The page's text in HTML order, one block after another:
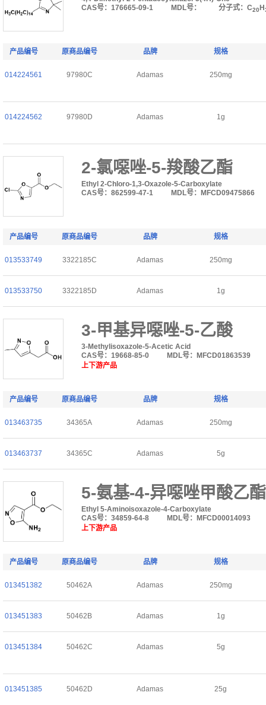
CAS号：176665-09-1
MDL号： 分子式：C20 H
产品编号 原商品编号 品牌 规格
014224561 97980C Adamas 250mg
014224562 97980D Adamas 1g
2-氯噁唑-5-羧酸乙酯
Ethyl 2-Chloro-1,3-Oxazole-5-Carboxylate
CAS号：862599-47-1
MDL号：MFCD09475866
产品编号 原商品编号 品牌 规格
013533749 3322185C Adamas 250mg
013533750 3322185D Adamas 1g
3-甲基异噁唑-5-乙酸
3-Methylisoxazole-5-Acetic Acid
CAS号：19668-85-0
MDL号：MFCD01863539
上下游产品
产品编号 原商品编号 品牌 规格
013463735 34365A Adamas 250mg
013463737 34365C Adamas 5g
5-氨基-4-异噁唑甲酸乙酯
Ethyl 5-Aminoisoxazole-4-Carboxylate
CAS号：34859-64-8
MDL号：MFCD00014093
上下游产品
产品编号 原商品编号 品牌 规格
013451382 50462A Adamas 250mg
013451383 50462B Adamas 1g
013451384 50462C Adamas 5g
013451385 50462D Adamas 25g